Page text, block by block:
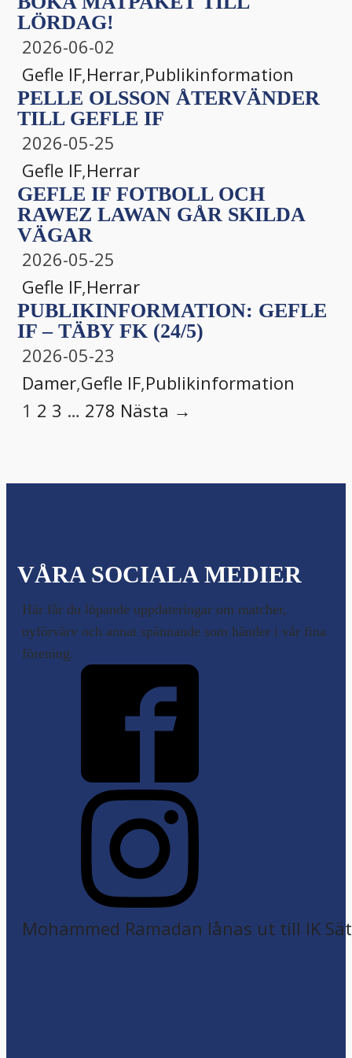
LÖRDAG!
2026-06-02
Gefle IF,Herrar,Publikinformation
PELLE OLSSON ÅTERVÄNDER
TILL GEFLE IF
2026-05-25
Gefle IF,Herrar
GEFLE IF FOTBOLL OCH
RAWEZ LAWAN GÅR SKILDA
VÄGAR
2026-05-25
Gefle IF,Herrar
PUBLIKINFORMATION: GEFLE
IF – TÄBY FK (24/5)
2026-05-23
Damer,Gefle IF,Publikinformation
1 2 3 … 278 Nästa →
VÅRA SOCIALA MEDIER
Här får du löpande uppdateringar om matcher,
nyförvärv och annat spännande som händer i vår fina
förening.
Mohammed Ramadan lånas ut till IK